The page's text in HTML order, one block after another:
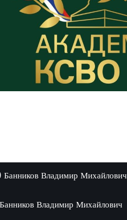
Владимир Михайлович
Владимир Михайлович